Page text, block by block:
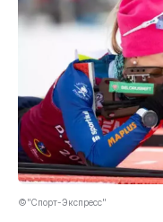
©"Спорт-Экспресс"